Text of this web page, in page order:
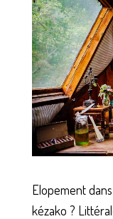
Elopement
kézako ?